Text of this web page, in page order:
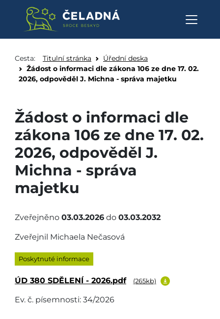
Cesta: Titulní stránka
Úřední deska
Žádost o informaci dle zákona 106 ze dne 17. 02.
2026, odpověděl J. Michna - správa majetku
Žádost o informaci dle
zákona 106 ze dne 17. 02.
2026, odpověděl J.
Michna - správa
majetku
Zveřejněno 03.03.2026 do 03.03.2032
Zveřejnil Michaela Nečasová
Poskytnuté informace
ÚD 380 SDĚLENÍ - 2026.pdf (265kb)
Ev. č. písemnosti: 34/2026